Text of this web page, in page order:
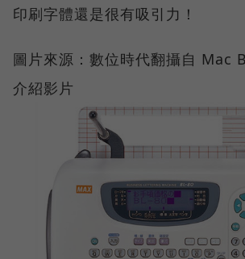
印刷字體還是很有吸引力！
圖片來源：數位時代翻攝自 Mac
介紹影片